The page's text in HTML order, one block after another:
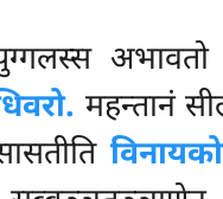
अभावतो
महन्तानं